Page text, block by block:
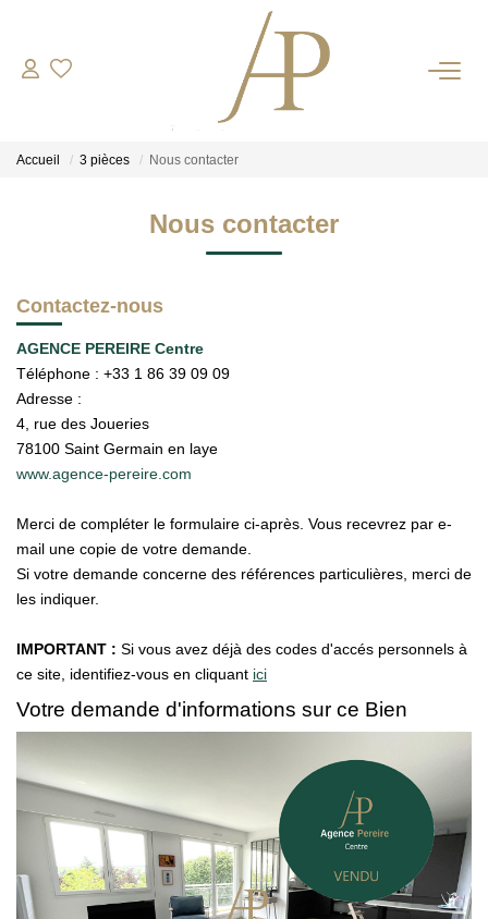
RECRUTEMENT
LOUER
NOS AGENCES
Qui Sommes Nous
Notre Équipe
NOS BIENS VENDUS
Accueil 3 pièces Nous contacter
Nous contacter
Contactez-nous
AGENCE PEREIRE Centre
Téléphone : +33 1 86 39 09 09
Adresse :
4, rue des Joueries
78100 Saint Germain en laye
www.agence-pereire.com
Merci de compléter le formulaire ci-après. Vous recevrez par e-
mail une copie de votre demande.
Si votre demande concerne des références particulières, merci de
les indiquer.
IMPORTANT : Si vous avez déjà des codes d'accés personnels à
ce site, identifiez-vous en cliquant ici
Votre demande d'informations sur ce Bien